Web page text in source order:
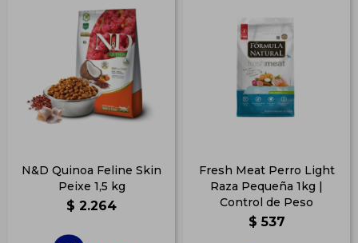
N&D Quinoa Feline Skin
Peixe 1,5 kg
$ 2.264
Fresh Meat Perro Light
Raza Pequeña 1kg |
Control de Peso
$ 537